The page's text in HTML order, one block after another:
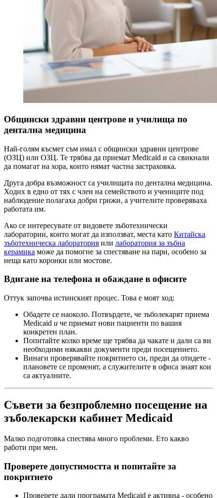
Общински здравни центрове и училища по
дентална медицина
Най-голям късмет съм имал с общински здравни центрове
(ОЗЦ) или ОЗЦ. Те трябва да приемат Medicaid и са свикнали
да помагат на хора, които нямат частна застраховка.
Друга добра възможност са училищата по дентална медицина.
Ходих в едно от тях с член на семейството и учениците под
наблюдение полагаха добри грижи, а учителите проверяваха
работата им.
Ако се интересувате от видовете зъботехнически
лаборатории, които могат да използват, места като Китайска
зъботехническа лаборатория или лаборатория за зъбна
керамика може да помогне за спестяване на пари, особено за
неща като коронки или мостове.
Вдигане на телефона и обаждане в офисите
Оттук започва истинският процес. Това е моят ход:
Обадете се наоколо. Потвърдете, че зъболекарят приема
Medicaid и че приемат нови пациенти по вашия
конкретен план.
Попитайте колко време ще трябва да чакате и дали са ви
необходими някакви документи преди посещението.
Винаги проверявайте покритието си, преди да отидете -
плановете се променят, а служителите в офиса знаят кои
са актуалните.
Съвети за безпроблемно посещение на
зъболекарски кабинет Medicaid
Малко подготовка спестява много проблеми. Ето какво
работи при мен.
Проверете допустимостта и попитайте за
покритието
Проверете дали програмата Medicaid е активна - особено